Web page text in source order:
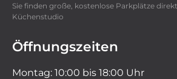
Sie finden große, kostenlose Parkplätze
Küchenstudio
Öffnungszeiten
Montag: 10:00 bis 18:00 Uhr